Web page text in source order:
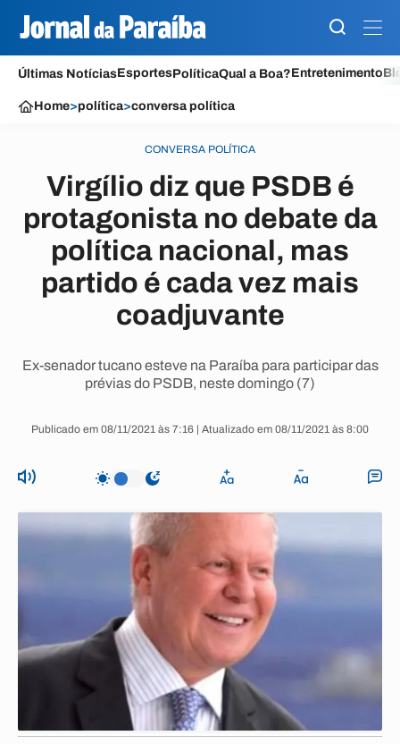
Últimas NotíciasEsportesPolíticaQual a Boa?Entretenimento
Home>política>conversa política
CONVERSA POLÍTICA
Virgílio diz que PSDB é
protagonista no debate da
política nacional, mas
partido é cada vez mais
coadjuvante
Ex-senador tucano esteve na Paraíba para participar das
prévias do PSDB, neste domingo (7)
Publicado em 08/11/2021 às 7:16 | Atualizado em 08/11/2021 às 8:00